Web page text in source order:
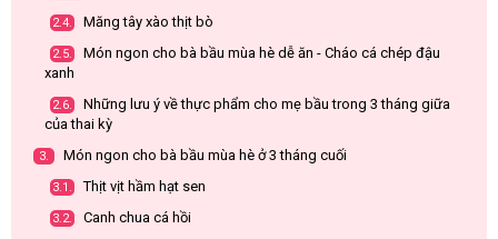
2.4. Măng tây xào thịt bò
2.5.
Món ngon cho bà bầu mùa hè dễ ăn - Cháo cá chép đậu
xanh
2.6.
Những lưu ý về thực phẩm cho mẹ bầu trong 3 tháng giữa
của thai kỳ
3. Món ngon cho bà bầu mùa hè ở 3 tháng cuối
3.1. Thịt vịt hầm hạt sen
3.2. Canh chua cá hồi